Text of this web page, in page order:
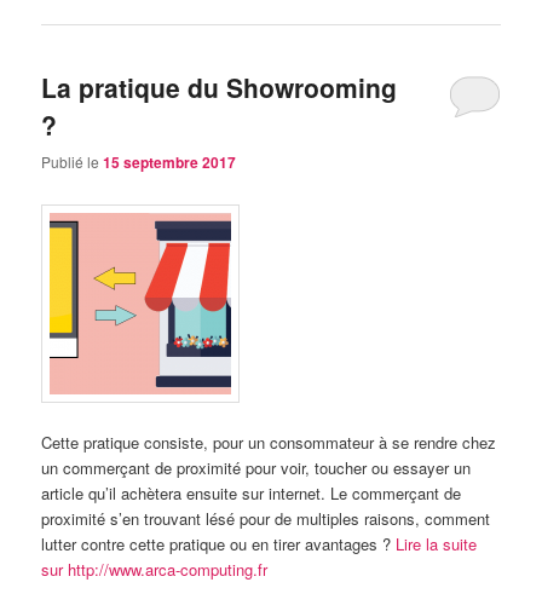
La pratique du Showrooming
?
Publié le15 septembre 2017
Cette pratique consiste, pour un consommateur à se rendre chez
un commerçant de proximité pour voir, toucher ou essayer un
article qu’il achètera ensuite sur internet. Le commerçant de
proximité s’en trouvant lésé pour de multiples raisons, comment
lutter contre cette pratique ou en tirer avantages ? Lire la suite
sur http://www.arca-computing.fr